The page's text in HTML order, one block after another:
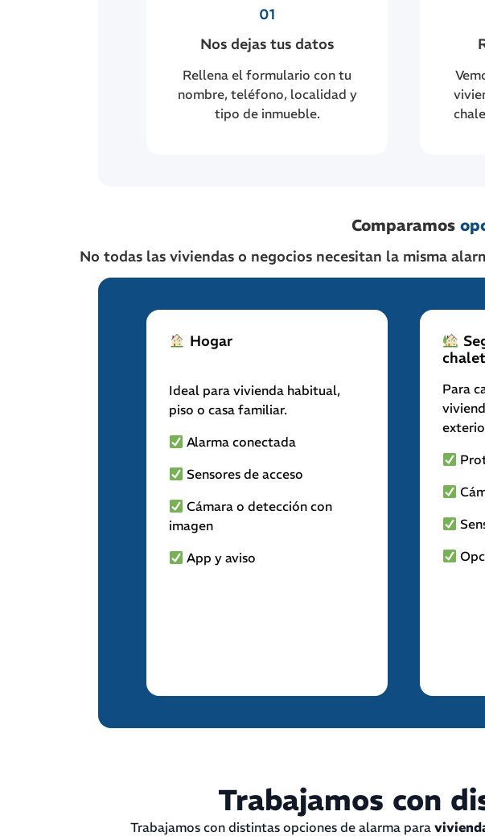
01
Nos dejas tus datos
Rellena el formulario con tu
nombre, teléfono, localidad y
tipo de inmueble.
Comparamos
No todas las viviendas o negocios necesitan la misma
Hogar
Ideal para vivienda habitual,
piso o casa familiar.
Alarma conectada
Sensores de acceso
Cámara o detección con
imagen
App y aviso
chalet
Para
Trabajamos con
Trabajamos con distintas opciones de alarma para